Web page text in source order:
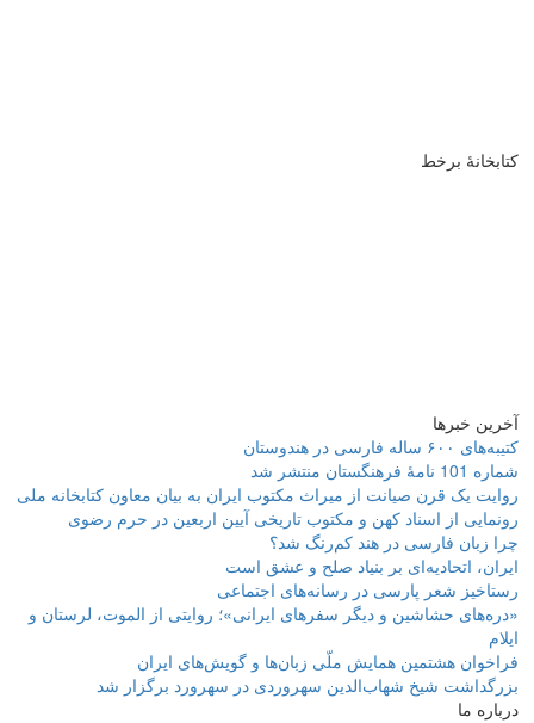
کتابخانۀ برخط
آخرین خبرها
کتیبه‌های ۶۰۰ ساله فارسی در هندوستان
شماره 101 نامۀ فرهنگستان منتشر شد
روایت یک قرن صیانت از میراث مکتوب ایران به بیان معاون کتابخانه ملی
رونمایی از اسناد کهن و مکتوب تاریخی آیین اربعین در حرم رضوی
چرا زبان فارسی در هند کم‌رنگ شد؟
ایران، اتحادیه‌ای بر بنیاد صلح و عشق است
رستاخیز شعر پارسی در رسانه‌های اجتماعی
«دره‌های حشاشین و دیگر سفرهای ایرانی»؛ روایتی از الموت، لرستان و
ایلام
فراخوان هشتمین همایش ملّی زبان‌ها و گویش‌های ایران
بزرگداشت شیخ شهاب‌الدین سهروردی در سهرورد برگزار شد
درباره ما